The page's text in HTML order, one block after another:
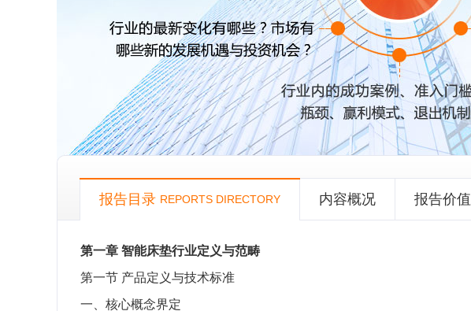
报告目录 REPORTS DIRECTORY 内容概况 报告价值
第一章 智能床垫行业定义与范畴
第一节 产品定义与技术标准
一、核心概念界定